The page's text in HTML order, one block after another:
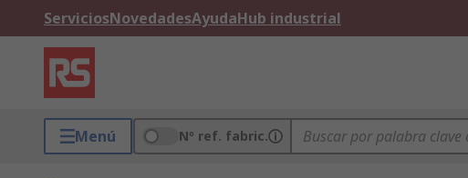
ServiciosNovedadesAyudaHub industrial
Menú Nº ref. fabric.